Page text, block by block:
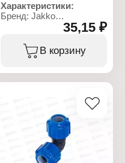
Характеристики:
Бренд: Jakko
Артикул: 704024251T
Тип товара: Муфта
Тип: компрессионная
Вид: переходная
Резьба присоединения:
Рабочее давление: до 10
Температура
применения: от 0 до +40
35,15 ₽
В корзину